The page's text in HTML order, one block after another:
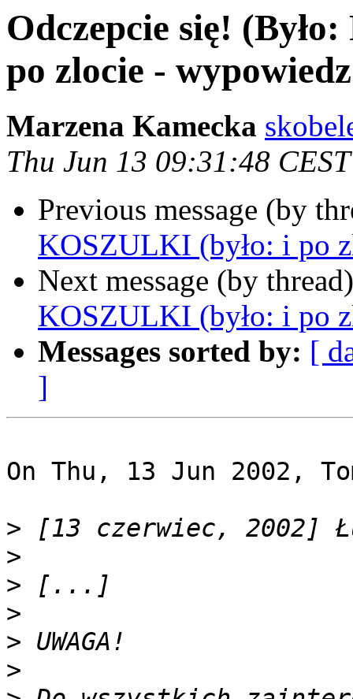
Odczepcie się!
po zlocie -
Marzena Kamecka
Thu Jun 13 09:31:48
Previous message (by
KOSZULKI (było: i po
Next message (by
KOSZULKI (było: i po
Messages sorted by: [
]
On Thu, 13 Jun 2002,
>
>
>
>
>
>